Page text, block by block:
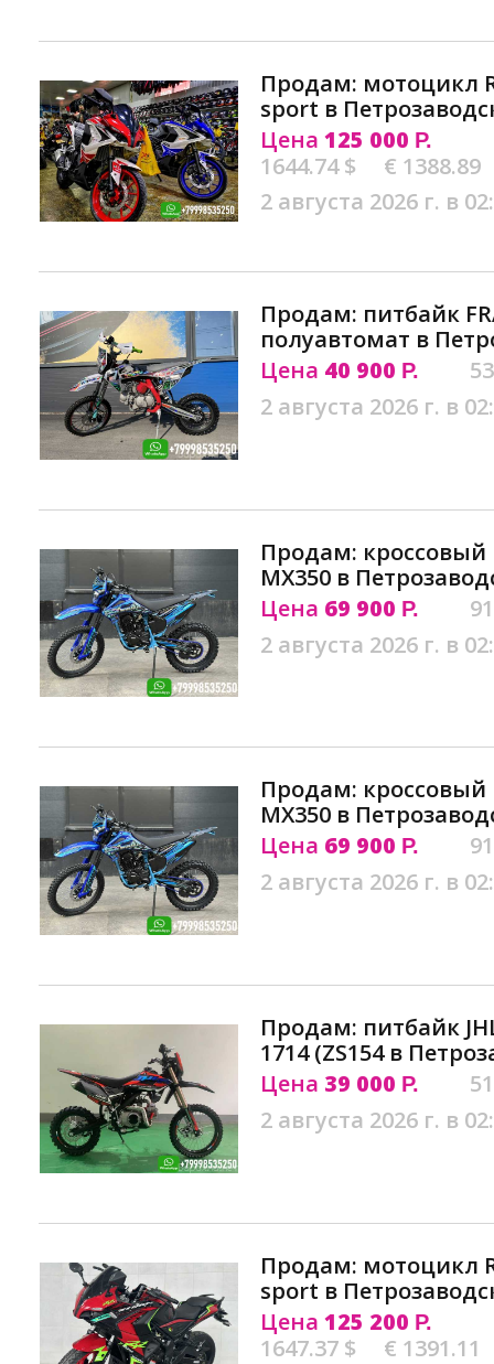
Продам: мотоцикл
sport в
Цена 125 000 Р.
1644.74 $
€ 1388.89
2 августа 2026 г. в
Продам: питбайк
полуавтомат в
Цена 40 900 Р.
2 августа 2026 г. в
Продам: кроссовый
MX350 в
Цена 69 900 Р.
2 августа 2026 г. в
Продам: кроссовый
MX350 в
Цена 69 900 Р.
2 августа 2026 г. в
Продам: питбайк
1714 (ZS154 в
Цена 39 000 Р.
2 августа 2026 г. в
Продам: мотоцикл
sport в
Цена 125 200 Р.
1647.37 $
€ 1391.11